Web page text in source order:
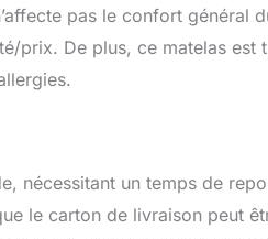
pas le confort général
prix. De plus, ce matelas est
nécessitant un temps de
le carton de livraison peut